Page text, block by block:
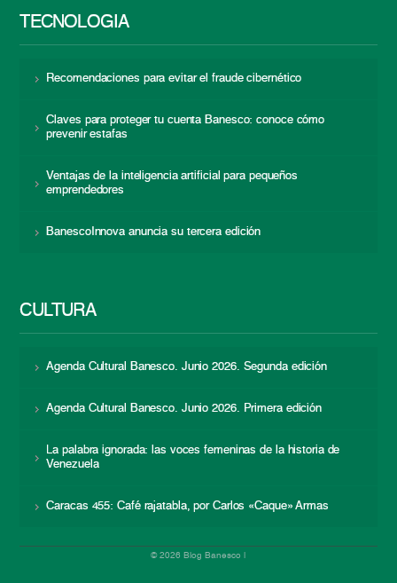
TECNOLOGÍA
Recomendaciones para evitar el fraude cibernético
Claves para proteger tu cuenta Banesco: conoce cómo
prevenir estafas
Ventajas de la inteligencia artificial para pequeños
emprendedores
BanescoInnova anuncia su tercera edición
CULTURA
Agenda Cultural Banesco. Junio 2026. Segunda edición
Agenda Cultural Banesco. Junio 2026. Primera edición
La palabra ignorada: las voces femeninas de la historia de
Venezuela
Caracas 455: Café rajatabla, por Carlos «Caque» Armas
© 2026 Blog Banesco |